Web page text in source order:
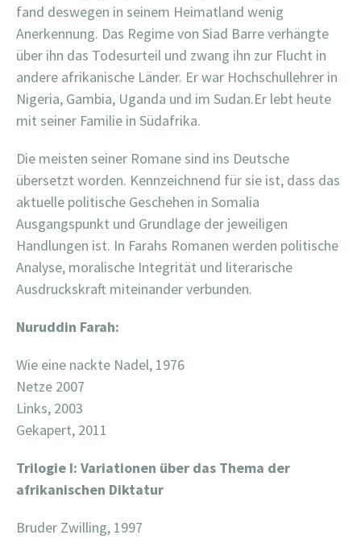
fand deswegen in seinem Heimatland wenig
Anerkennung. Das Regime von Siad Barre verhängte
über ihn das Todesurteil und zwang ihn zur Flucht in
andere afrikanische Länder. Er war Hochschullehrer in
Nigeria, Gambia, Uganda und im Sudan.Er lebt heute
mit seiner Familie in Südafrika.
Die meisten seiner Romane sind ins Deutsche
übersetzt worden. Kennzeichnend für sie ist, dass das
aktuelle politische Geschehen in Somalia
Ausgangspunkt und Grundlage der jeweiligen
Handlungen ist. In Farahs Romanen werden politische
Analyse, moralische Integrität und literarische
Ausdruckskraft miteinander verbunden.
Nuruddin Farah:
Wie eine nackte Nadel, 1976
Netze 2007
Links, 2003
Gekapert, 2011
Trilogie I: Variationen über das Thema der
afrikanischen Diktatur
Bruder Zwilling, 1997